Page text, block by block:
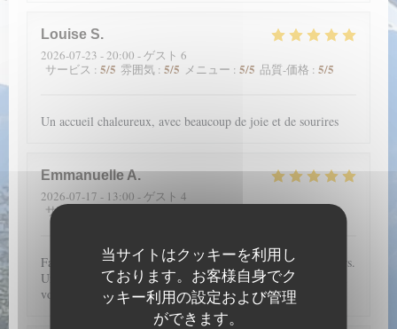
当サイトはクッキーを利用し
ております。お客様自身でク
ッキー利用の設定および管理
ができます。
Louise S
2026-07-23 - 20:00 - ゲスト 6
サービス : 5/5 雰囲気 : 5/5 メニュー : 5/5 品質-価格 : 5/5
Un accueil chaleureux, avec beaucoup de joie et de sourires
EmmanuelleA
2026-07-17 - 13:00 - ゲスト 4
サービス
5/5 5/5 5/5 5/5
Fantastique emplacement et une carte qui nous régale toujours.
Une mention spéciale aux pâtisseries qui sont merveilleuses à
voir et à manger.